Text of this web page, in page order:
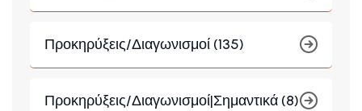
Προκηρύξεις/Διαγωνισμοί (135)
Προκηρύξεις/Διαγωνισμοί|Σημαντικά (8)